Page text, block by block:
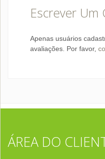
Escrever Um
Apenas usuários
avaliações. Por favor,
ÁREA DO